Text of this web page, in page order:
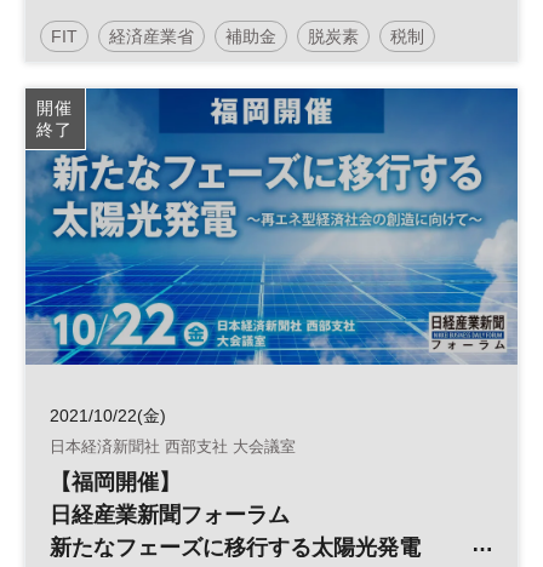
～再エネ型経済社会の創造に向けて～
FIT 経済産業省 補助金 脱炭素 税制
太陽光発電 再生可能エネルギー 参加無料
日経産業新聞フォーラム
開催
終了
2021/10/22(金)
日本経済新聞社 西部支社 大会議室
【福岡開催】
日経産業新聞フォーラム
新たなフェーズに移行する太陽光発電